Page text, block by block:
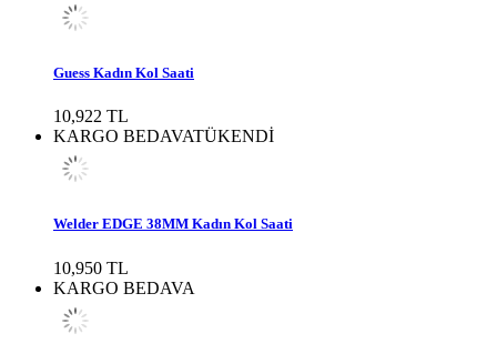
Guess Kadın Kol Saati
10,922 TL
KARGO BEDAVATÜKENDİ
Welder EDGE 38MM Kadın Kol Saati
10,950 TL
KARGO BEDAVA